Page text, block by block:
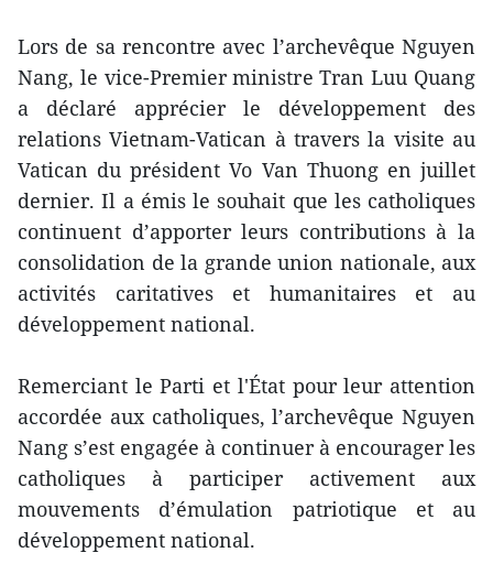
Lors de sa rencontre avec l’archevêque Nguyen
Nang, le vice-Premier ministre Tran Luu Quang
a déclaré apprécier le développement des
relations Vietnam-Vatican à travers la visite au
Vatican du président Vo Van Thuong en juillet
dernier. Il a émis le souhait que les catholiques
continuent d’apporter leurs contributions à la
consolidation de la grande union nationale, aux
activités caritatives et humanitaires et au
développement national.
Remerciant le Parti et l'État pour leur attention
accordée aux catholiques, l’archevêque Nguyen
Nang s’est engagée à continuer à encourager les
catholiques à participer activement aux
mouvements d’émulation patriotique et au
développement national.